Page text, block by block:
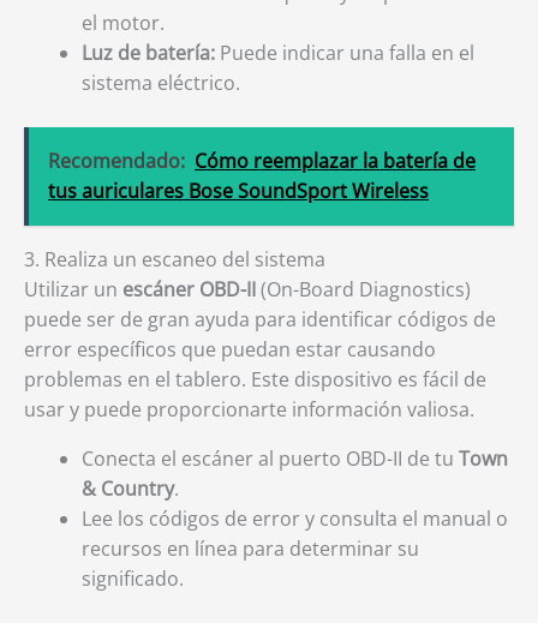
el motor.
Luz de batería: Puede indicar una falla en el
sistema eléctrico.
Recomendado: Cómo reemplazar la batería de
tus auriculares Bose SoundSport Wireless
3. Realiza un escaneo del sistema
Utilizar un escáner OBD-II(On-Board Diagnostics)
puede ser de gran ayuda para identificar códigos de
error específicos que puedan estar causando
problemas en el tablero. Este dispositivo es fácil de
usar y puede proporcionarte información valiosa.
Conecta el escáner al puerto OBD-II de tu Town
& Country.
Lee los códigos de error y consulta el manual o
recursos en línea para determinar su
significado.